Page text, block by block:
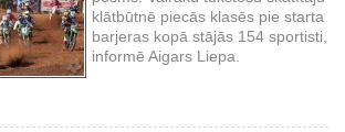
klātbūtnē piecās klasēs pie starta
barjeras kopā stājās 154 sportisti,
informē Aigars Liepa.